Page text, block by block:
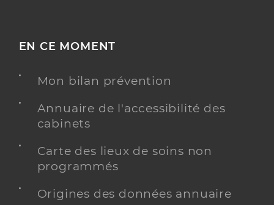
EN CE MOMENT
Mon bilan prévention
Annuaire de l'accessibilité des
cabinets
Carte des lieux de soins non
programmés
Origines des données annuaire